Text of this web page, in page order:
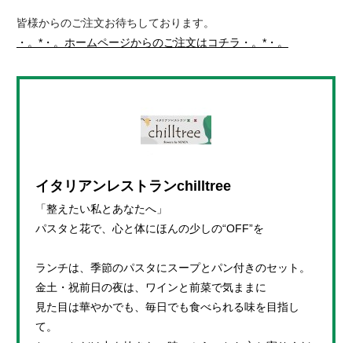
皆様からのご注文お待ちしております。
・。*・。ホームページからのご注文はコチラ・。*・。
イタリアンレストランchilltree
「整えたい私とあなたへ」
パスタと花で、心と体にほんの少しの“OFF”を
ランチは、季節のパスタにスープとパン付きのセット。
金土・祝前日の夜は、ワインと前菜で気ままに
見た目は華やかでも、毎日でも食べられる味を目指し
て。